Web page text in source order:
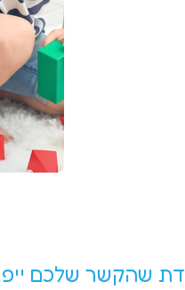
שהקשר שלכם